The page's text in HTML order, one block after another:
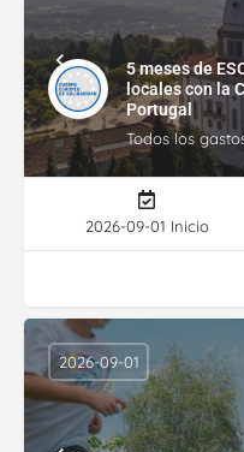
5 meses de
locales con la
Portugal
Todos los
2026-09-01 Inicio
2026-09-01